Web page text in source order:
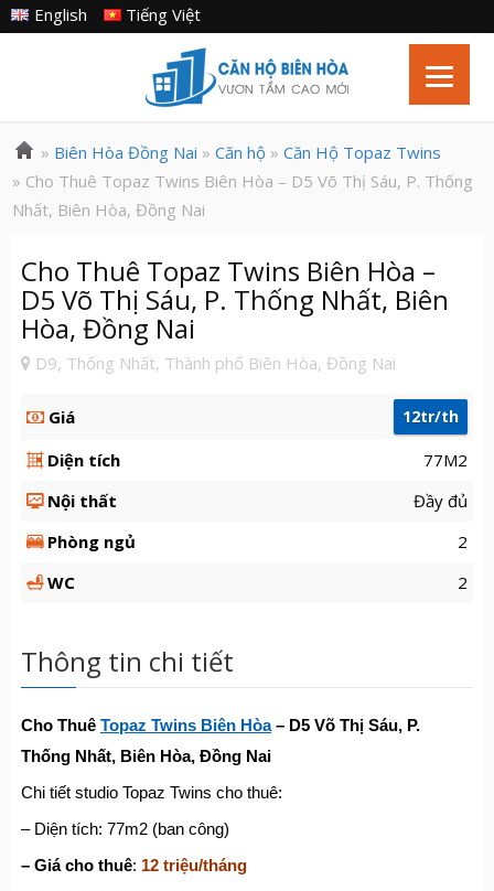
Tiếng Việt
English
» Biên Hòa Đồng Nai » Căn hộ» Căn Hộ Topaz Twins
» Cho Thuê Topaz Twins Biên Hòa – D5 Võ Thị Sáu, P. Thống
Nhất, Biên Hòa, Đồng Nai
Cho Thuê Topaz Twins Biên Hòa –
D5 Võ Thị Sáu, P. Thống Nhất, Biên
Hòa, Đồng Nai
D9, Thống Nhất, Thành phố Biên Hòa, Đồng Nai
Giá 12tr/th
Diện tích
77M2
Nội thất
Đầy đủ
Phòng ngủ
2
WC
2
Thông tin chi tiết
Cho Thuê Topaz Twins Biên Hòa– D5 Võ ThịSáu, P.
Thống Nhất, Biên Hòa, Đồng Nai
Chi tiết studio Topaz Twins cho thuê:
– Diện tích: 77m2 (ban công)
– Giá cho thuê: 12 triệu/tháng